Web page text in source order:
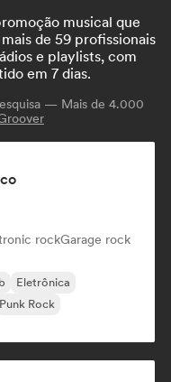
musical que
de 59 profissionais
e playlists, com
em 7 dias.
— Mais de 4.000
rockGarage rock
Eletrônica
Punk Rock